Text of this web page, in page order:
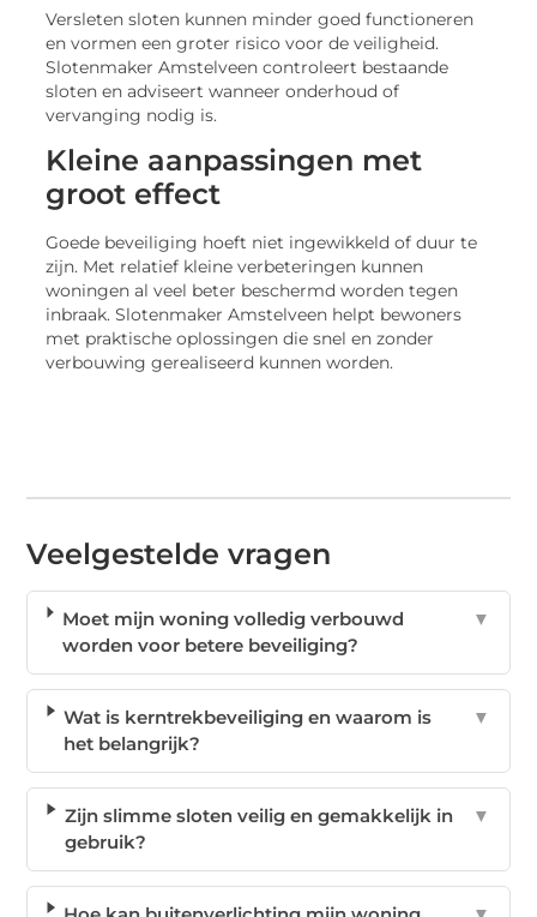
Versleten sloten kunnen minder goed functioneren
en vormen een groter risico voor de veiligheid.
Slotenmaker Amstelveen controleert bestaande
sloten en adviseert wanneer onderhoud of
vervanging nodig is.
Kleine aanpassingen met
groot effect
Goede beveiliging hoeft niet ingewikkeld of duur te
zijn. Met relatief kleine verbeteringen kunnen
woningen al veel beter beschermd worden tegen
inbraak. Slotenmaker Amstelveen helpt bewoners
met praktische oplossingen die snel en zonder
verbouwing gerealiseerd kunnen worden.
Veelgestelde vragen
Moet mijn woning volledig verbouwd
worden voor betere beveiliging?
▼
Wat is kerntrekbeveiliging en waarom is
het belangrijk?
▼
Zijn slimme sloten veilig en gemakkelijk in
gebruik?
▼